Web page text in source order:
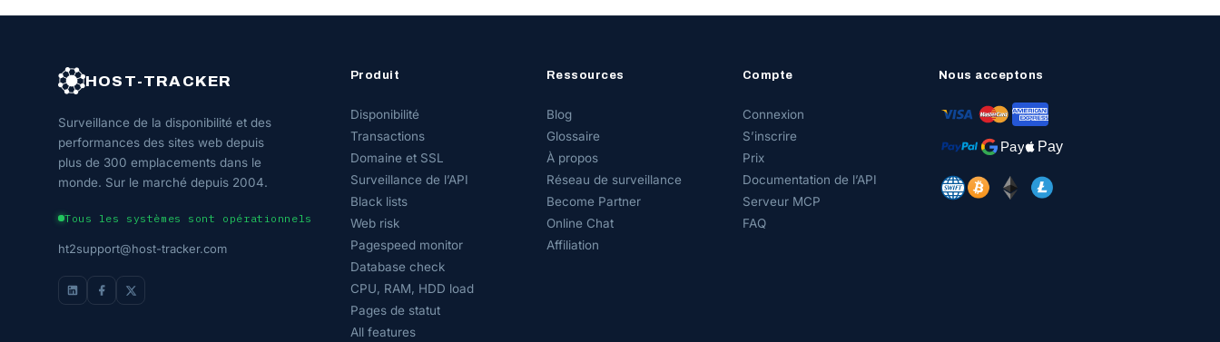
HOST-TRACKER
Surveillance de la disponibilité et des
performances des sites web depuis
plus de 300 emplacements dans le
monde. Sur le marché depuis 2004.
Tous les systèmes sont opérationnels
ht2support@host-tracker.com
Produit
Disponibilité
Transactions
Domaine et SSL
Surveillance de l’API
Black lists
Web risk
Pagespeed monitor
Database check
CPU, RAM, HDD load
Pages de statut
All features
Ressources
Blog
Glossaire
À propos
Réseau de surveillance
Become Partner
Online Chat
Affiliation
Compte
Connexion
S’inscrire
Prix
Documentation de l’API
Serveur MCP
FAQ
Nous acceptons